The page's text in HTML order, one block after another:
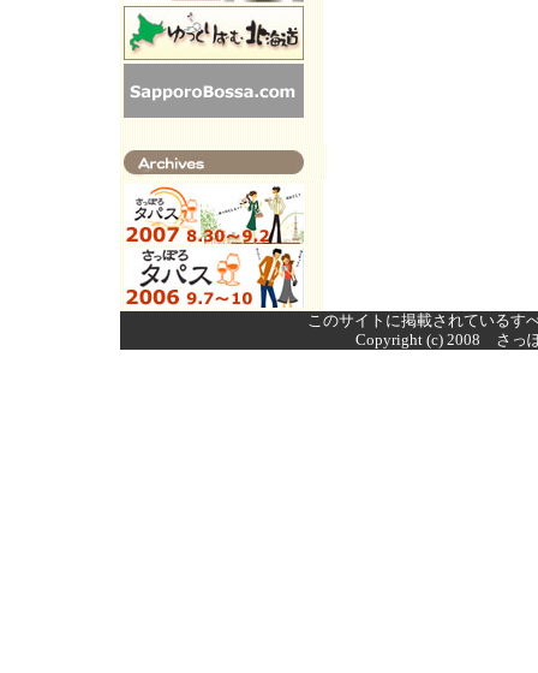
このサイトに掲載されているす
Copyright (c) 2008 さっ